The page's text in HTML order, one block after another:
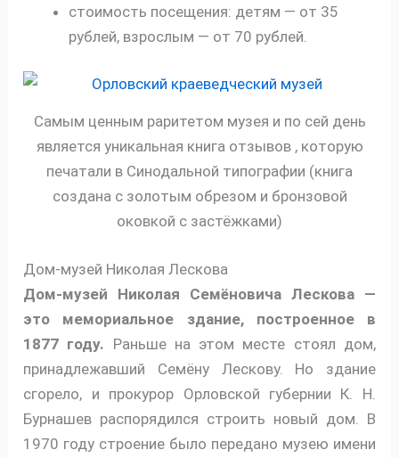
стоимость посещения: детям — от 35
рублей, взрослым — от 70 рублей.
Самым ценным раритетом музея и по сей день
является уникальная книга отзывов , которую
печатали в Синодальной типографии (книга
создана с золотым обрезом и бронзовой
оковкой с застёжками)
Дом-музей Николая Лескова
Дом-музей Николая Семёновича Лескова —
это мемориальное здание, построенное в
1877 году. Раньше на этом месте стоял дом,
принадлежавший Семёну Лескову. Но здание
сгорело, и прокурор Орловской губернии К. Н.
Бурнашев распорядился строить новый дом. В
1970 году строение было передано музею имени